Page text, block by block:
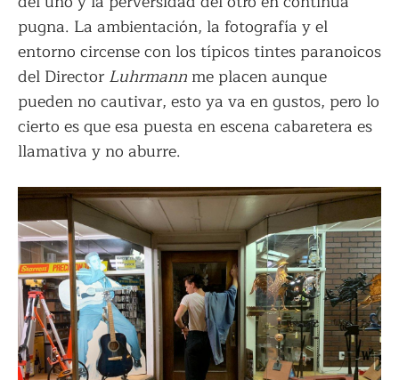
pugna. La ambientación, la fotografía y el
entorno circense con los típicos tintes paranoicos
del Director Luhrmann me placen aunque
pueden no cautivar, esto ya va en gustos, pero lo
cierto es que esa puesta en escena cabaretera es
llamativa y no aburre.